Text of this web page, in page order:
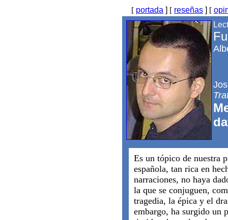
[ portada ] [ reseñas ] [
Es un tópico de nuestra
española, tan rica en
narraciones, no haya
la que se conjuguen,
tragedia, la épica y el
embargo, ha surgido un